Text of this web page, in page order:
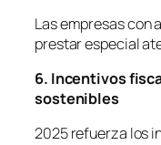
Las empresas con
prestar especial
6. Incentivos
sostenibles
2025 refuerza los